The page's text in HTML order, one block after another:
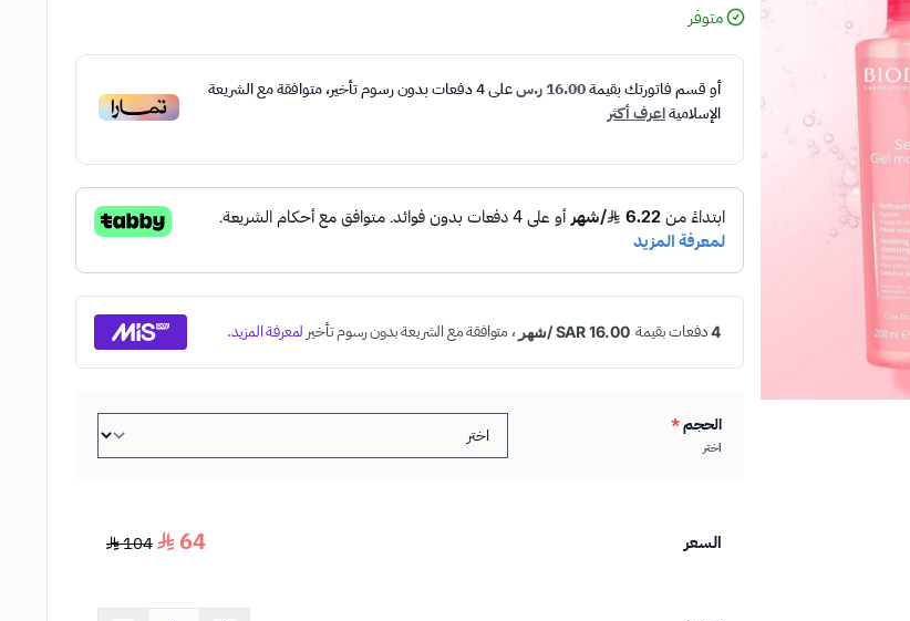
متوفر
أو قسم فاتورتك بقيمة16.00 ر.س على4دفعات بدون رسوم تأخير، متوافقة مع الشريعة
الإسلاميةاعرف أكثر
الحجم*
اختر
السعر 64
104